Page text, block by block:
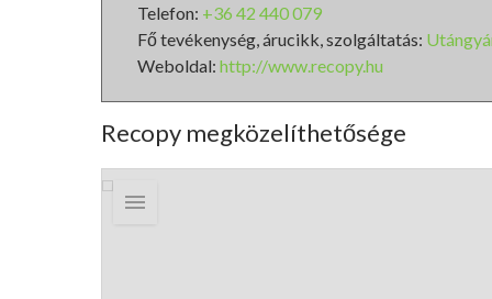
Telefon: +36 42 440 079
Fő tevékenység, árucikk, szolgáltatás:
Weboldal: http://www.recopy.hu
Recopy megközelíthetősége